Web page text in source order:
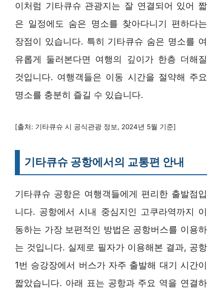
이처럼 기타큐슈 관광지는 잘 연결되어 있어 짧
은 일정에도 숨은 명소를 찾아다니기 편하다는
장점이 있습니다. 특히 기타큐슈 숨은 명소를 여
유롭게 둘러본다면 여행의 깊이가 한층 더해질
것입니다. 여행객들은 이동 시간을 절약해 주요
명소를 충분히 즐길 수 있습니다.
[출처: 기타큐슈 시 공식관광 정보, 2024년 5월 기준]
기타큐슈 공항에서의 교통편 안내
기타큐슈 공항은 여행객들에게 편리한 출발점입
니다. 공항에서 시내 중심지인 고쿠라역까지 이
동하는 가장 보편적인 방법은 공항버스를 이용하
는 것입니다. 실제로 필자가 이용해본 결과, 공항
1번 승강장에서 버스가 자주 출발해 대기 시간이
짧았습니다. 아래 표는 공항과 주요 역을 연결하